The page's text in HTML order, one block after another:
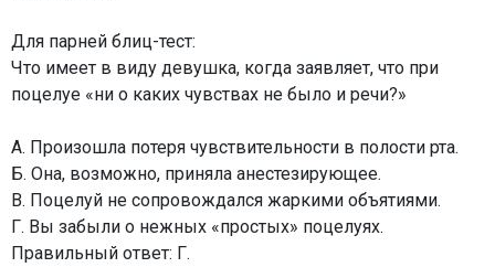
Для парней блиц-тест:
Что имеет в виду девушка, когда заявляет, что при
поцелуе «ни о каких чувствах не было и речи?»
А. Произошла потеря чувствительности в полости рта.
Б. Она, возможно, приняла анестезирующее.
В. Поцелуй не сопровождался жаркими объятиями.
Г. Вы забыли о нежных «простых» поцелуях.
Правильный ответ: Г.